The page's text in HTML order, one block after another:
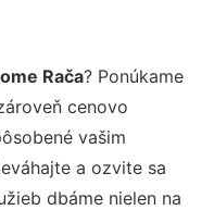
Rača? Ponúkame
cenovo
vašim
a ozvite sa
dbáme nielen na